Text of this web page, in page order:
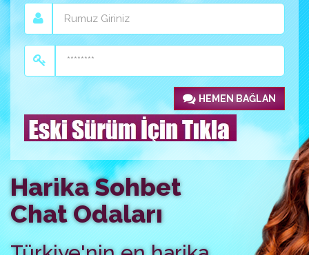
HEMEN BAĞLAN
Harika Sohbet
Chat Odaları